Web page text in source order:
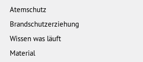
Atemschutz
Brandschutzerziehung
Wissen was läuft
Material